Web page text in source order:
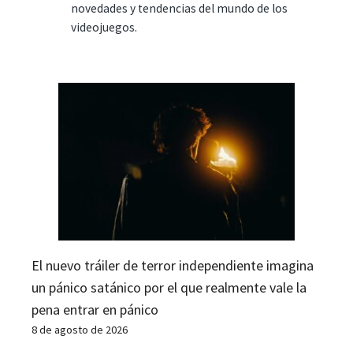
novedades y tendencias del mundo de los
videojuegos.
El nuevo tráiler de terror independiente imagina
un pánico satánico por el que realmente vale la
pena entrar en pánico
8 de agosto de 2026